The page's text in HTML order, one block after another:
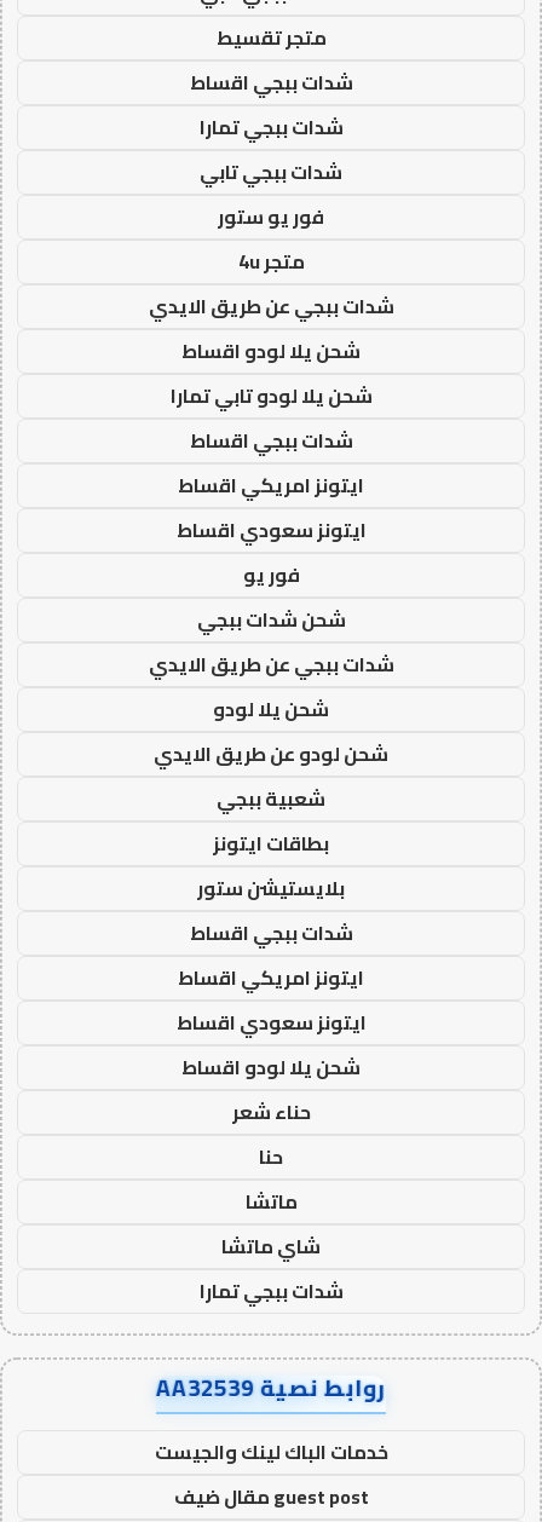
متجر تقسيط
شدات ببجي اقساط
شدات ببجي تمارا
شدات ببجي تابي
فور يو ستور
متجر 4u
شدات ببجي عن طريق الايدي
شحن يلا لودو اقساط
شحن يلا لودو تابي تمارا
شدات ببجي اقساط
ايتونز امريكي اقساط
ايتونز سعودي اقساط
فور يو
شحن شدات ببجي
شدات ببجي عن طريق الايدي
شحن يلا لودو
شحن لودو عن طريق الايدي
شعبية ببجي
بطاقات ايتونز
بلايستيشن ستور
شدات ببجي اقساط
ايتونز امريكي اقساط
ايتونز سعودي اقساط
شحن يلا لودو اقساط
حناء شعر
حنا
ماتشا
شاي ماتشا
شدات ببجي تمارا
روابط نصية AA32539
خدمات الباك لينك والجيست
guest post مقال ضيف